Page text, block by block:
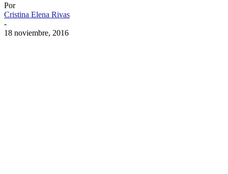
Por
Cristina Elena Rivas
-
18 noviembre, 2016